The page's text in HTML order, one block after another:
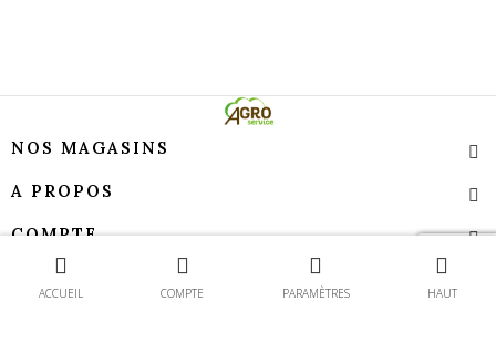
ACCUEIL COMPTE PARAMÈTRES HAUT
NOS MAGASINS
A PROPOS
COMPTE
TEMPS D’OUVERTURE Contact